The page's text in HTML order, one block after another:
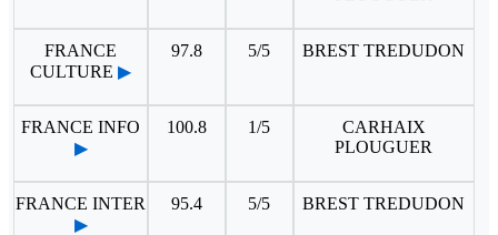
FRANCE
CULTURE ▶
97.8 5/5 BREST TREDUDON
FRANCE INFO
▶
100.8 1/5
CARHAIX
PLOUGUER
FRANCE INTER
▶
95.4 5/5 BREST TREDUDON